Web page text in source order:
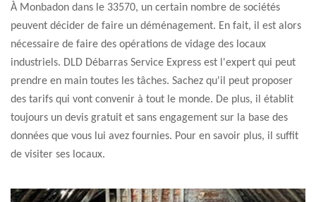
À Monbadon dans le 33570, un certain nombre de sociétés
peuvent décider de faire un déménagement. En fait, il est alors
nécessaire de faire des opérations de vidage des locaux
industriels. DLD Débarras Service Express est l'expert qui peut
prendre en main toutes les tâches. Sachez qu'il peut proposer
des tarifs qui vont convenir à tout le monde. De plus, il établit
toujours un devis gratuit et sans engagement sur la base des
données que vous lui avez fournies. Pour en savoir plus, il suffit
de visiter ses locaux.